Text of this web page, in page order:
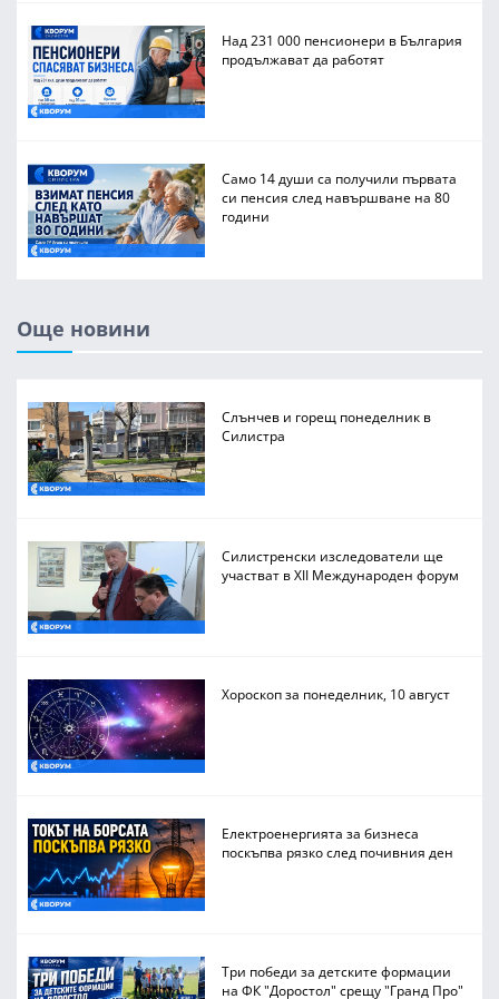
Над 231 000 пенсионери в България
продължават да работят
Само 14 души са получили първата
си пенсия след навършване на 80
години
Още новини
Слънчев и горещ понеделник в
Силистра
Силистренски изследователи ще
участват в XII Международен форум
Хороскоп за понеделник, 10 август
Електроенергията за бизнеса
поскъпва рязко след почивния ден
Три победи за детските формации
на ФК "Доростол" срещу "Гранд Про"